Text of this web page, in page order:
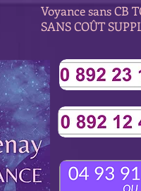
Voyance sans CB
SANS COÛT